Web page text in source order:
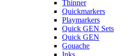
Thinner
Quickmarkers
Playmarkers
Quick GEN Sets
Quick GEN
Gouache
Inks